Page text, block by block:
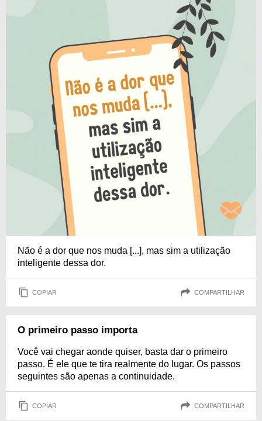
Não é a dor que nos muda [...], mas sim a utilização
inteligente dessa dor.
COPIAR COMPARTILHAR
O primeiro passo importa
Você vai chegar aonde quiser, basta dar o primeiro
passo. É ele que te tira realmente do lugar. Os passos
seguintes são apenas a continuidade.
COPIAR COMPARTILHAR